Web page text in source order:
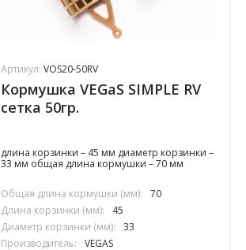
Артикул: VOS20-50RV
Кормушка VEGaS SIMPLE RV
сетка 50гр.
длина корзинки – 45 мм диаметр корзинки –
33 мм общая длина кормушки – 70 мм
Общая длина кормушки (мм):
70
Длина корзинки (мм):
45
Диаметр корзинки (мм):
33
Производитель:
VEGAS